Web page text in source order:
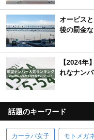
オービス
後の罰金
【2024年
れなナン
話題のキーワード
カーラバ女子 モトメガ